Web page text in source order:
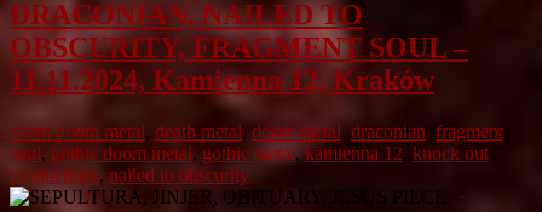
DRACONIAN, NAILED TO
OBSCURITY, FRAGMENT SOUL –
11.11.2024, Kamienna 12, Kraków
death doom metal, death metal, doom metal, draconian, fragment
soul, gothic doom metal, gothic metal, kamienna 12, knock out
productions, nailed to obscurity